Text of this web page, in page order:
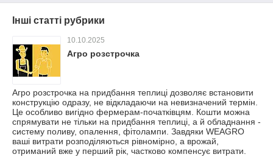
Інші статті рубрики
10.10.2025
Агро розстрочка
Агро розстрочка на придбання теплиці дозволяє встановити
конструкцію одразу, не відкладаючи на невизначений термін.
Це особливо вигідно фермерам-початківцям. Кошти можна
спрямувати не тільки на придбання теплиці, а й обладнання -
систему поливу, опалення, фітолампи. Завдяки WEAGRO
ваші витрати розподіляються рівномірно, а врожай,
отриманий вже у перший рік, частково компенсує витрати.